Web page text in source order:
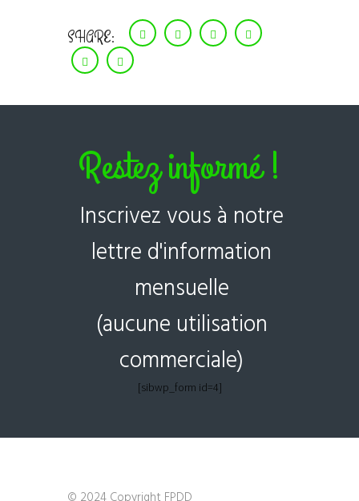
SHARE:
Restez informé !
Inscrivez vous à notre
lettre d'information
mensuelle
(aucune utilisation
commerciale)
[sibwp_form id=4]